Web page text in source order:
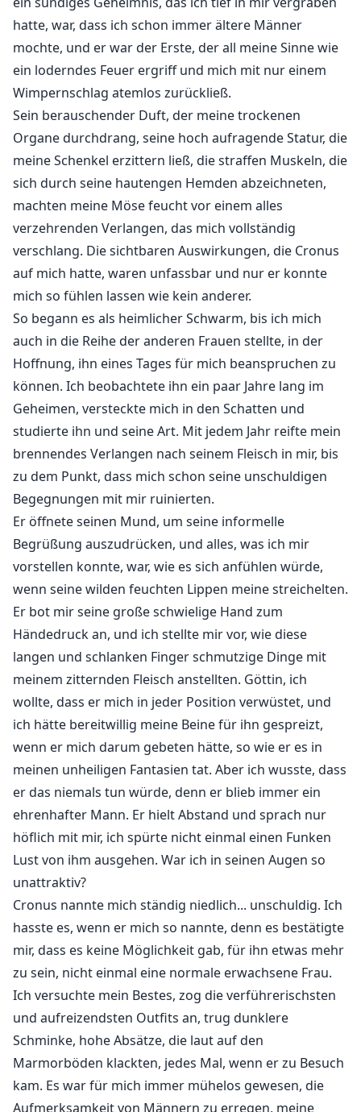
gemeißeltes Fleisch, um seine angespannte
Männlichkeit zu umfassen, die unter seiner Jeans
gefangen ist. Ergebe dich mir, mein Männchen.
Er packt mein Handgelenk mit Brutalität. "Du bist noch
jung, du bist nicht bereit." Er ist zu ehrenhaft für mich.
"Fick mich, Cronus. Nimm mich gegen diese Wand."
Ich bin unerbittlich in meiner Unanständigkeit. Ich
locke ihn in meine Höhle.
"Hör auf, Qiyara!"
Mit brennenden Augen treffe ich seinen Blick mit
gegen dich weitermachen. Ich werde der Teufel sein,
denn ich werde dich verführen, weil ich danach lechze,
es zu fühlen."
"Fühlen was?" fragt er mit aufgerissenen
Nasenlöchern, seine Wut über meine Sturheit steigt.
"Dass du die Kontrolle verlierst."
Die verbotene Frucht, das war Cronus für mich. Er war
einer der engsten Freunde meines Bruders und der
begehrteste Mann, den viele Frauen aus
verschiedenen Rudeln anhimmelten und beteten, dass
er am Ende ihr gehören würde. Er war tatsächlich ein
Charmeur, denn mit seinen flirtenden Lächeln und
seiner aufrichtigen Freundlichkeit bezauberte er viele,
mich eingeschlossen. Er war dreizehn Jahre älter als
ich, aber ich hatte schon immer eine Schwäche für
ältere Männer, also begann es als heimliche
Schwärmerei, bis ich mich auch in die Reihe der Frauen
stellte, die hofften, ihn für sich zu gewinnen. Doch
meine Position in dieser Reihe durstiger Frauen war
nicht die letzte, wie ich erwartet hatte, sondern die
erste, denn Cronus wurde mein Gefährte, genau wie
ich es mir gewünscht hatte, das Geschenk des
Mondes.
Verbotene Frucht? Nicht mehr, Cronus gehört mir und
ich werde diesen Mann verschlingen.
hatte, war, dass ich schon immer ältere Männer
mochte, und er war der Erste, der all meine Sinne wie
ein loderndes Feuer ergriff und mich mit nur einem
Wimpernschlag atemlos zurückließ.
Sein berauschender Duft, der meine trockenen
Organe durchdrang, seine hoch aufragende Statur, die
meine Schenkel erzittern ließ, die straffen Muskeln, die
sich durch seine hautengen Hemden abzeichneten,
machten meine Möse feucht vor einem alles
verzehrenden Verlangen, das mich vollständig
verschlang. Die sichtbaren Auswirkungen, die Cronus
auf mich hatte, waren unfassbar und nur er konnte
mich so fühlen lassen wie kein anderer.
So begann es als heimlicher Schwarm, bis ich mich
auch in die Reihe der anderen Frauen stellte, in der
Hoffnung, ihn eines Tages für mich beanspruchen zu
können. Ich beobachtete ihn ein paar Jahre lang im
Geheimen, versteckte mich in den Schatten und
studierte ihn und seine Art. Mit jedem Jahr reifte mein
brennendes Verlangen nach seinem Fleisch in mir, bis
zu dem Punkt, dass mich schon seine unschuldigen
Begegnungen mit mir ruinierten.
Er öffnete seinen Mund, um seine informelle
Begrüßung auszudrücken, und alles, was ich mir
vorstellen konnte, war, wie es sich anfühlen würde,
wenn seine wilden feuchten Lippen meine streichelten.
Er bot mir seine große schwielige Hand zum
Händedruck an, und ich stellte mir vor, wie diese
langen und schlanken Finger schmutzige Dinge mit
meinem zitternden Fleisch anstellten. Göttin, ich
wollte, dass er mich in jeder Position verwüstet, und
ich hätte bereitwillig meine Beine für ihn gespreizt,
wenn er mich darum gebeten hätte, so wie er es in
meinen unheiligen Fantasien tat. Aber ich wusste, dass
er das niemals tun würde, denn er blieb immer ein
ehrenhafter Mann. Er hielt Abstand und sprach nur
höflich mit mir, ich spürte nicht einmal einen Funken
Lust von ihm ausgehen. War ich in seinen Augen so
unattraktiv?
Cronus nannte mich ständig niedlich... unschuldig. Ich
hasste es, wenn er mich so nannte, denn es bestätigte
mir, dass es keine Möglichkeit gab, für ihn etwas mehr
zu sein, nicht einmal eine normale erwachsene Frau.
Ich versuchte mein Bestes, zog die verführerischsten
und aufreizendsten Outfits an, trug dunklere
Schminke, hohe Absätze, die laut auf den
Marmorböden klackten, jedes Mal, wenn er zu Besuch
kam. Es war für mich immer mühelos gewesen, die
Aufmerksamkeit von Männern zu erregen, meine